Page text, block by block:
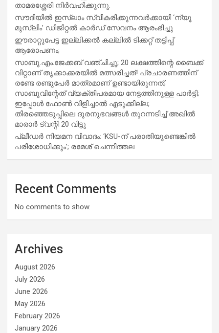
താമരശ്ശേരി നിർവഹിക്കുന്നു.
സൗദിയില്‍ ഇസ്‌ലാം സ്വീകരിക്കുന്നവര്‍ക്കായി ‘ന്യൂ
മുസ്ലിം’ ഡിജിറ്റല്‍ കാര്‍ഡ് സേവനം ആരംഭിച്ചു
ഈരാറ്റുപേട്ട ഇല്ലിക്കൽ കല്ലിൽ ടിക്കറ്റ് തട്ടിപ്പ്
ആരോപണം;
സാബു.എം.ജേക്കബ് വഞ്ചിച്ചു; 20 ലക്ഷത്തിന്റെ ബൈക്ക്
വിറ്റാണ് തൃക്കാക്കരയില്‍ മത്സരിച്ചത്! പ്രചാരണത്തിന്
രണ്ടേ രണ്ടുപേര്‍ മാത്രമാണ് ഉണ്ടായിരുന്നത്;
സാബുവിന്റേത് വ്യക്തിപരമായ നേട്ടത്തിനുള്ള പാര്‍ട്ടി;
ഇപ്പോള്‍ ഫോണ്‍ വിളിച്ചാല്‍ എടുക്കില്ല;
തിരഞ്ഞെടുപ്പിലെ ദുരനുഭവങ്ങള്‍ തുറന്നടിച്ച് അഖില്‍
മാരാര്‍ ട്വന്റി 20 വിട്ടു
പ്ലീഡർ നിയമന വിവാദം: ‘KSU-ന് പരാതിയുണ്ടെങ്കിൽ
പരിശോധിക്കും’; രമേശ് ചെന്നിത്തല
Recent Comments
No comments to show.
Archives
August 2026
July 2026
June 2026
May 2026
February 2026
January 2026